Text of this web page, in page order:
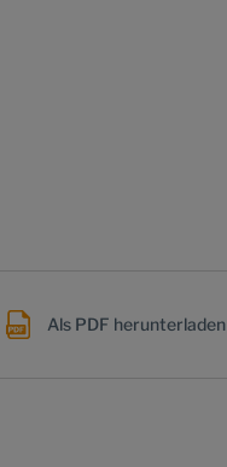
Als PDF herunterladen